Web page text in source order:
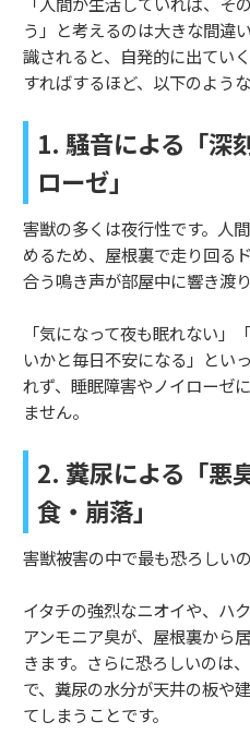
う」と考えるのは大きな間違
識されると、自発的に出てい
すればするほど、以下のよう
1. 騒音による「深
ローゼ」
害獣の多くは夜行性です。人
めるため、屋根裏で走り回る
合う鳴き声が部屋中に響き渡り
「気になって夜も眠れない」
いかと毎日不安になる」とい
れず、睡眠障害やノイローゼ
ません。
2. 糞尿による「悪
食・崩落」
害獣被害の中で最も恐ろしい
イタチの強烈なニオイや、ハ
アンモニア臭が、屋根裏から
きます。さらに恐ろしいのは
で、糞尿の水分が天井の板や
てしまうことです。